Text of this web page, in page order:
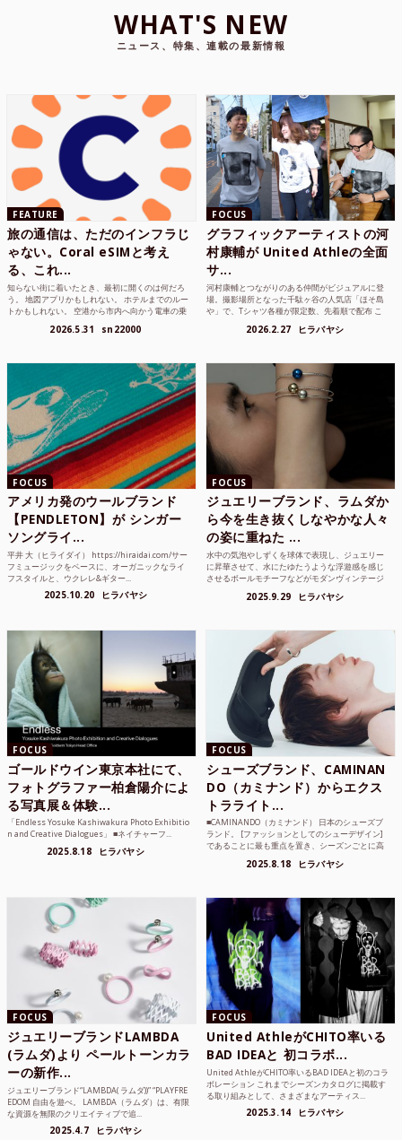
WHAT'S NEW
ニュース、特集、連載の最新情報
FEATURE
旅の通信は、ただのインフラじ
ゃない。Coral eSIMと考え
る、これ...
知らない街に着いたとき、最初に開くのは何だろ
う。 地図アプリかもしれない。 ホテルまでのルー
トかもしれない。 空港から市内へ向かう電車の乗
2026.5.31 sn22000
FOCUS
グラフィックアーティストの河
村康輔が United Athleの全面
サ...
河村康輔とつながりのある仲間がビジュアルに登
場。撮影場所となった千駄ヶ谷の人気店「ほそ島
や」で、Tシャツ各種が限定数、先着順で配布 こ
2026.2.27 ヒラバヤシ
FOCUS
アメリカ発のウールブランド
【PENDLETON】が シンガー
ソングライ...
平井 大（ヒライダイ） https://hiraidai.com/サー
フミュージックをベースに、オーガニックなライ
フスタイルと、ウクレレ&ギター...
2025.10.20 ヒラバヤシ
FOCUS
ジュエリーブランド、ラムダか
ら今を生き抜くしなやかな人々
の姿に重ねた ...
水中の気泡やしずくを球体で表現し、ジュエリー
に昇華させて、水にたゆたうような浮遊感を感じ
させるボールモチーフなどがモダンヴィンテージ
2025.9.29 ヒラバヤシ
FOCUS
ゴールドウイン東京本社にて、
フォトグラファー柏倉陽介によ
る写真展＆体験...
「Endless Yosuke Kashiwakura Photo Exhibitio
n and Creative Dialogues」 ■ネイチャーフ...
2025.8.18 ヒラバヤシ
FOCUS
シューズブランド、CAMINAN
DO（カミナンド）からエクス
トラライト...
■CAMINANDO（カミナンド） 日本のシューズブ
ランド。 [ファッションとしてのシューデザイン]
であることに最も重点を置き、シーズンごとに高
2025.8.18 ヒラバヤシ
FOCUS
ジュエリーブランドLAMBDA
(ラムダ)より ペールトーンカラ
ーの新作...
ジュエリーブランド“LAMBDA( ラムダ))” “PLAYFRE
EDOM 自由を遊べ。 LAMBDA（ラムダ）は、有限
な資源を無限のクリエイティブで追...
2025.4.7 ヒラバヤシ
FOCUS
United AthleがCHITO率いる
BAD IDEAと 初コラボ...
United AthleがCHITO率いるBAD IDEAと初のコラ
ボレーション これまでシーズンカタログに掲載す
る取り組みとして、さまざまなアーティス...
2025.3.14 ヒラバヤシ